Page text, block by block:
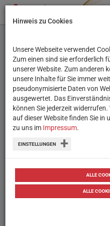
QR Codes
Unterricht
Mit QR Codes
SchülerInnen zu
Lerninhalten,
Informationen oder
führen.
Hinweis zu Cookies
Unsere Webseite verwendet
Zum einen sind sie erforderlich
unserer Website. Zum anderen
unsere Inhalte für Sie immer
pseudonymisierte Daten von
ausgewertet. Das
können Sie jederzeit
auf dieser Website finden Sie in
zu uns im Impressum.
EINSTELLUNGEN
ALLE
ALLE